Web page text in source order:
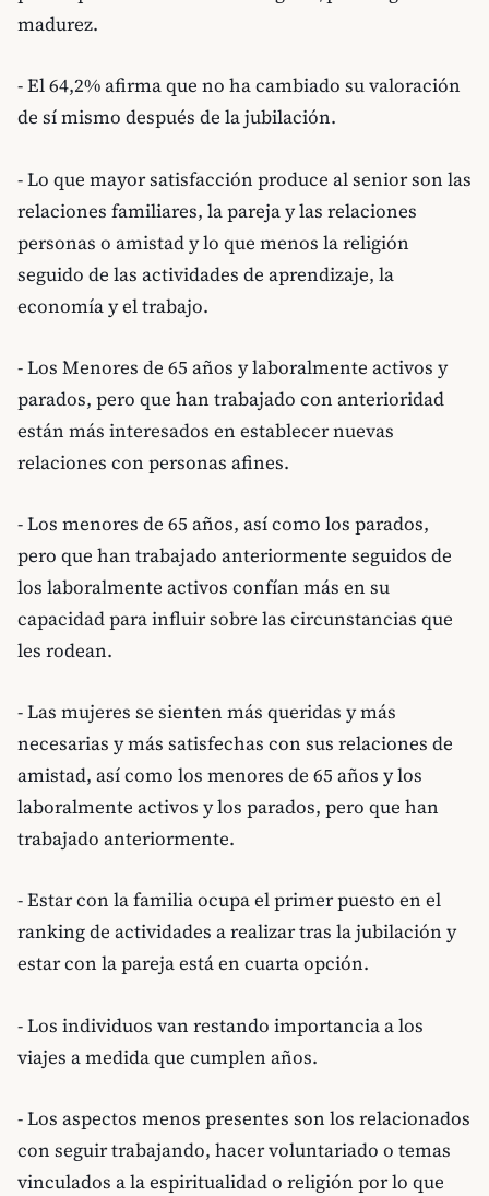
madurez.
- El 64,2% afirma que no ha cambiado su valoración
de sí mismo después de la jubilación.
- Lo que mayor satisfacción produce al senior son las
relaciones familiares, la pareja y las relaciones
personas o amistad y lo que menos la religión
seguido de las actividades de aprendizaje, la
economía y el trabajo.
- Los Menores de 65 años y laboralmente activos y
parados, pero que han trabajado con anterioridad
están más interesados en establecer nuevas
relaciones con personas afines.
- Los menores de 65 años, así como los parados,
pero que han trabajado anteriormente seguidos de
los laboralmente activos confían más en su
capacidad para influir sobre las circunstancias que
les rodean.
- Las mujeres se sienten más queridas y más
necesarias y más satisfechas con sus relaciones de
amistad, así como los menores de 65 años y los
laboralmente activos y los parados, pero que han
trabajado anteriormente.
- Estar con la familia ocupa el primer puesto en el
ranking de actividades a realizar tras la jubilación y
estar con la pareja está en cuarta opción.
- Los individuos van restando importancia a los
viajes a medida que cumplen años.
- Los aspectos menos presentes son los relacionados
con seguir trabajando, hacer voluntariado o temas
vinculados a la espiritualidad o religión por lo que